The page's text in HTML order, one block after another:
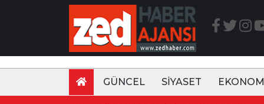
GÜNCEL SİYASET